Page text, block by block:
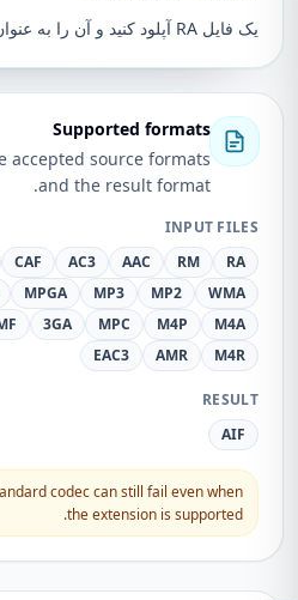
یک فایل RA آپلود کنید و آن را به عنوان AIF ذخیره کنید.
Supported formats
accepted source formats
and the result format.
INPUT FILES
RA
RM
AAC
AC3
CAF
WMA
MP2
MP3
MPGA
M4A
M4P
MPC
3GA
M4R
AMR
EAC3
RESULT
AIF
codec can still fail even when
the extension is supported.